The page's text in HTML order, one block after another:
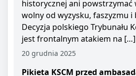
historycznej ani powstrzymać
wolny od wyzysku, faszyzmu
Decyzja polskiego Trybunału
jest frontalnym atakiem na […]
20 grudnia 2025
Pikieta KSCM przed